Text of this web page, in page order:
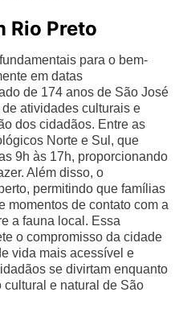
Rio Preto
para o bem-
em datas
de 174 anos de São José
atividades culturais e
dos cidadãos. Entre as
Norte e Sul, que
9h às 17h, proporcionando
Além disso, o
permitindo que famílias
momentos de contato com a
a fauna local. Essa
o compromisso da cidade
vida mais acessível e
se divirtam enquanto
cultural e natural de São